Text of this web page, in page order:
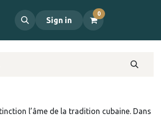
Sign in
0
l’âme de la tradition cubaine. Dans